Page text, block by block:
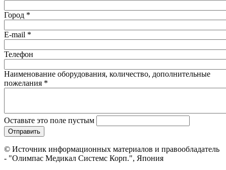
Город *
E-mail *
Телефон
Наименование оборудования, количество, дополнительные
пожелания *
Оставьте это поле пустым
© Источник информационных материалов и правообладатель
- "Олимпас Медикал Системс Корп.", Япония